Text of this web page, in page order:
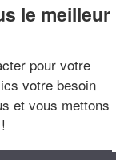
le meilleur
pour votre
votre besoin
et vous mettons